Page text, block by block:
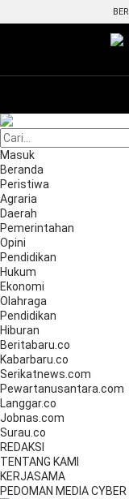
Masuk
Beranda
Peristiwa
Agraria
Daerah
Pemerintahan
Opini
Pendidikan
Hukum
Ekonomi
Olahraga
Pendidikan
Hiburan
Beritabaru.co
Kabarbaru.co
Serikatnews.com
Pewartanusantara.com
Langgar.co
Jobnas.com
Surau.co
REDAKSI
TENTANG KAMI
KERJASAMA
PEDOMAN MEDIA CYBER